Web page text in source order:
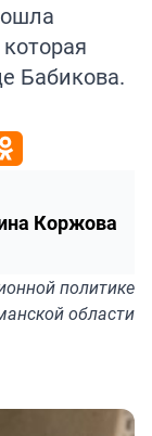
Бабикова.
Коржова
политике
области